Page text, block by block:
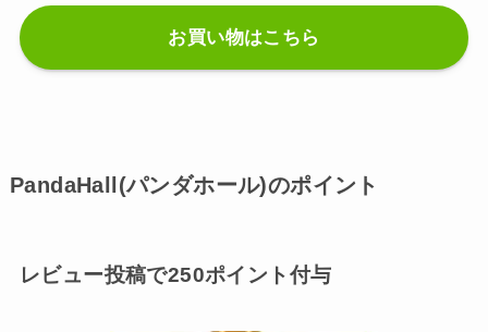
お買い物はこちら
PandaHall(パンダホール)のポイント
レビュー投稿で250ポイント付与